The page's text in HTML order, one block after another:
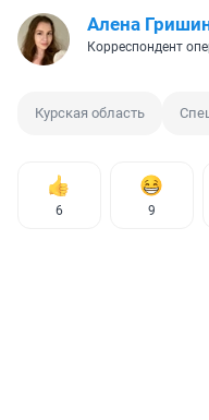
Алена
Корреспондент
Курская область
6 9